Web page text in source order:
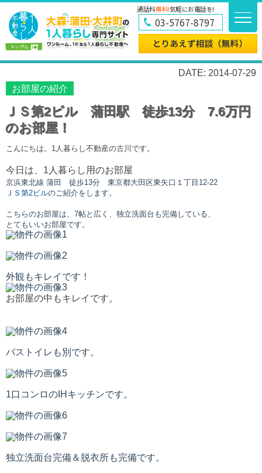
通話料無料!気軽にお電話を!
03-5767-8797
DATE: 2014-07-29
お部屋の紹介
ＪＳ第2ビル 蒲田駅 徒歩13分 7.6万円
のお部屋！
こんにちは。1人暮らし不動産の古川です。
今日は、1人暮らし用のお部屋
京浜東北線 蒲田 徒歩13分 東京都大田区東矢口１丁目12-22
ＪＳ第2ビルのご紹介をします。
こちらのお部屋は、7帖と広く、独立洗面台も完備している、
とてもいいお部屋です。
外観もキレイです！
お部屋の中もキレイです。
バストイレも別です。
1口コンロのIHキッチンです。
独立洗面台完備＆脱衣所も完備です。